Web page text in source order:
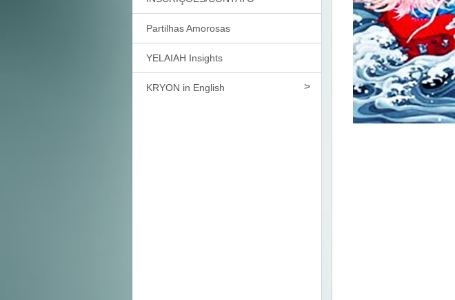
Partilhas Amorosas
YELAIAH Insights
KRYON in English